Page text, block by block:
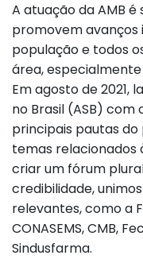
A atuação da AMB é
promovem
população e todos
área,
Em agosto de 2021,
no Brasil (ASB)
principais pautas
temas relacionados
criar um fórum
credibilidade,
relevantes, como a
CONASEMS, CMB,
Sindusfarma.